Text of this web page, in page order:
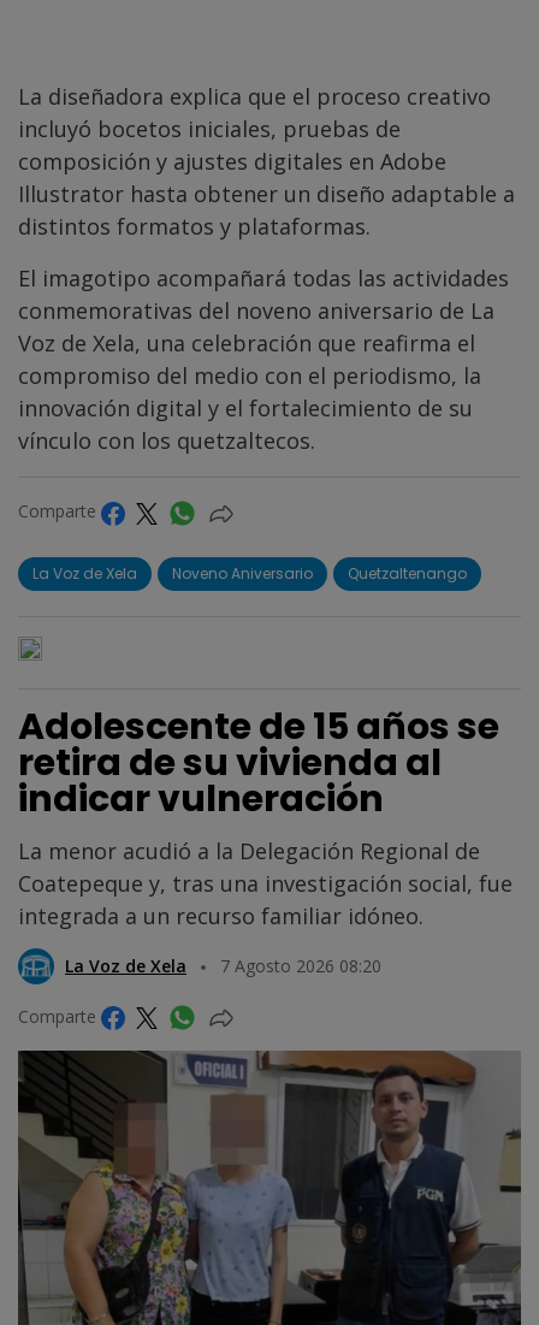
La diseñadora explica que el proceso creativo
incluyó bocetos iniciales, pruebas de
composición y ajustes digitales en Adobe
Illustrator hasta obtener un diseño adaptable a
distintos formatos y plataformas.
El imagotipo acompañará todas las actividades
conmemorativas del noveno aniversario de La
Voz de Xela, una celebración que reafirma el
compromiso del medio con el periodismo, la
innovación digital y el fortalecimiento de su
vínculo con los quetzaltecos.
Comparte
La Voz de Xela Noveno Aniversario Quetzaltenango
Adolescente de 15 años se
retira de su vivienda al
indicar vulneración
La menor acudió a la Delegación Regional de
Coatepeque y, tras una investigación social, fue
integrada a un recurso familiar idóneo.
La Voz de Xela 7 Agosto 2026 08:20
Comparte